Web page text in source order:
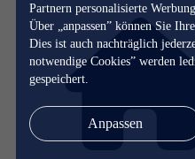
Partnern personalisierte
Über „anpassen” können Sie
Dies ist auch nachträglich
notwendige Cookies” werden
gespeichert.
Anpassen